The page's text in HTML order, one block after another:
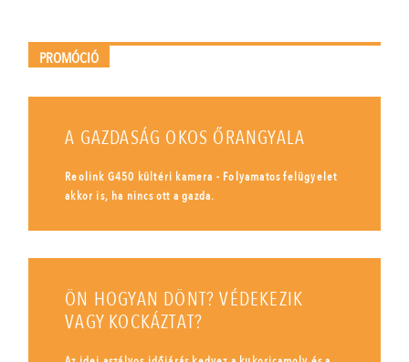
PROMÓCIÓ
A GAZDASÁG OKOS ŐRANGYALA
Reolink G450 kültéri kamera - Folyamatos felügyelet
akkor is, ha nincs ott a gazda.
ÖN HOGYAN DÖNT? VÉDEKEZIK
VAGY KOCKÁZTAT?